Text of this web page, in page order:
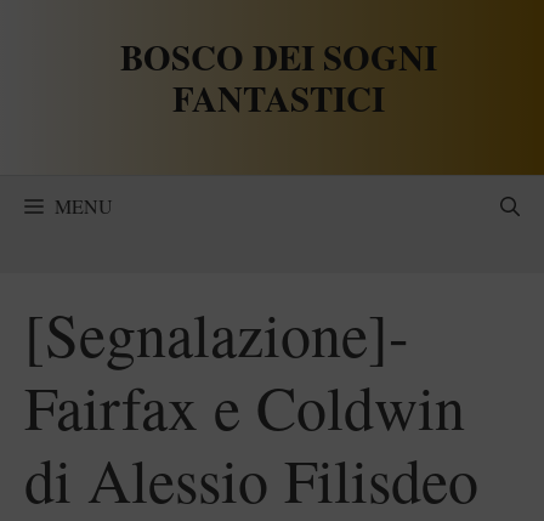
BOSCO DEI SOGNI
FANTASTICI
MENU
[Segnalazione]-
Fairfax e Coldwin
di Alessio Filisdeo